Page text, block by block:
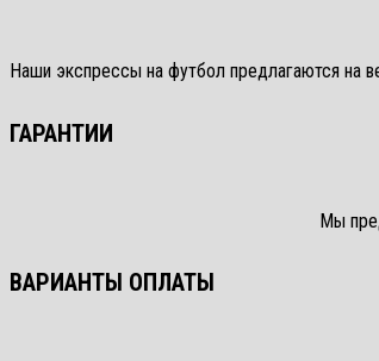
Наши экспрессы на футбол предлагаются на
ГАРАНТИИ
Мы
ВАРИАНТЫ ОПЛАТЫ